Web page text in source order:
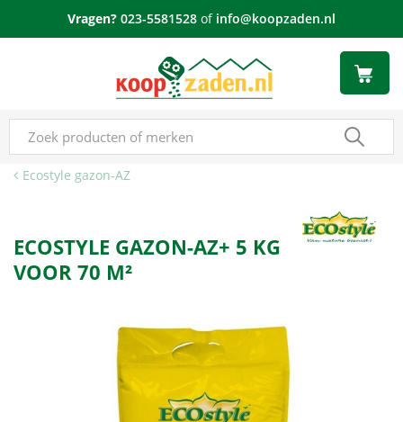
Ecostyle gazon-AZ
Vragen? 023-5581528 of info@koopzaden.nl
ECOSTYLE GAZON-AZ+ 5 KG
VOOR 70 M²